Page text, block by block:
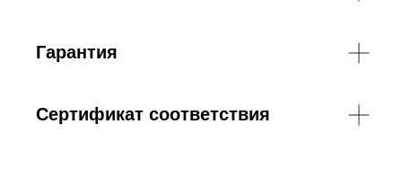
Гарантия
Сертификат соответствия